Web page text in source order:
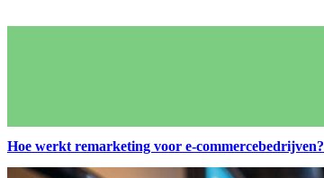
Hoe werkt remarketing voor e-commercebedrijven?